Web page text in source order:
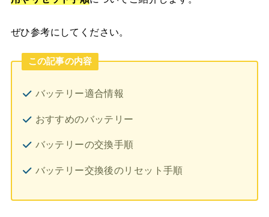
ぜひ参考にしてください。
この記事の内容
バッテリー適合情報
おすすめのバッテリー
バッテリーの交換手順
バッテリー交換後のリセット手順